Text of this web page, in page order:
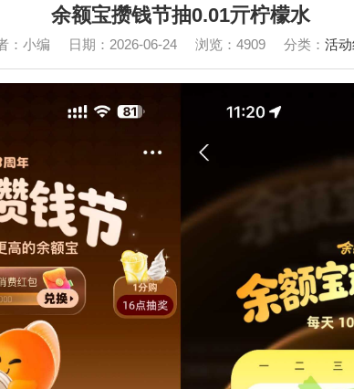
余额宝攒钱节抽0.01亓柠檬水
：小编 日期：2026-06-24 浏览：4909 分类：活